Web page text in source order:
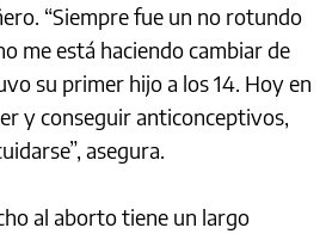
“Siempre fue un no rotundo
me está haciendo cambiar de
su primer hijo a los 14. Hoy en
y conseguir anticonceptivos,
asegura.
al aborto tiene un largo